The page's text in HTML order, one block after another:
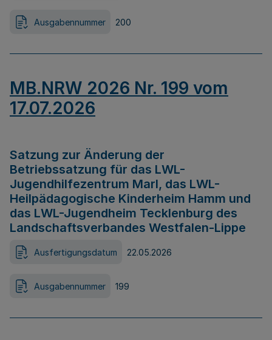
Ausgabennummer 200
MB.NRW 2026 Nr. 199 vom
17.07.2026
Satzung zur Änderung der
Betriebssatzung für das LWL-
Jugendhilfezentrum Marl, das LWL-
Heilpädagogische Kinderheim Hamm und
das LWL-Jugendheim Tecklenburg des
Landschaftsverbandes Westfalen-Lippe
Ausfertigungsdatum 22.05.2026
Ausgabennummer 199